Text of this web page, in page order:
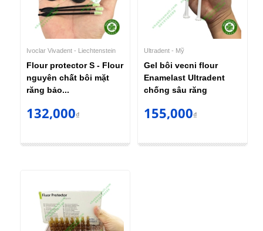
Ivoclar Vivadent - Liechtenstein
Flour protector S - Flour
nguyên chất bôi mặt
răng bảo...
132,000₫
Ultradent - Mỹ
Gel bôi vecni flour
Enamelast Ultradent
chống sâu răng
155,000₫